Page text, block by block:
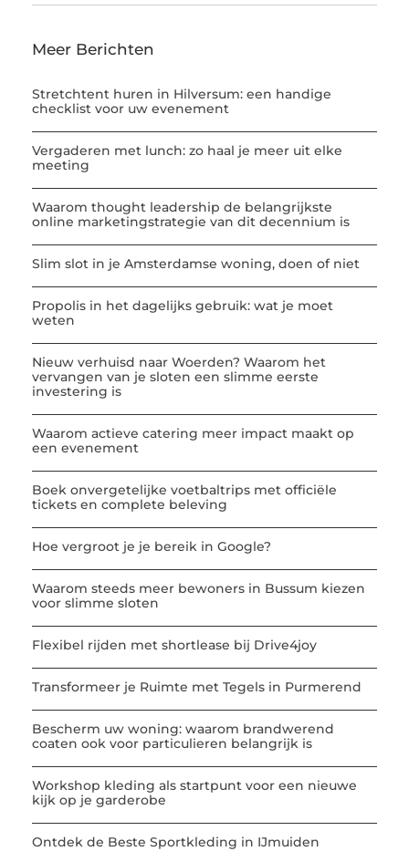
Meer Berichten
Stretchtent huren in Hilversum: een handige
checklist voor uw evenement
Vergaderen met lunch: zo haal je meer uit elke
meeting
Waarom thought leadership de belangrijkste
online marketingstrategie van dit decennium is
Slim slot in je Amsterdamse woning, doen of niet
Propolis in het dagelijks gebruik: wat je moet
weten
Nieuw verhuisd naar Woerden? Waarom het
vervangen van je sloten een slimme eerste
investering is
Waarom actieve catering meer impact maakt op
een evenement
Boek onvergetelijke voetbaltrips met officiële
tickets en complete beleving
Hoe vergroot je je bereik in Google?
Waarom steeds meer bewoners in Bussum kiezen
voor slimme sloten
Flexibel rijden met shortlease bij Drive4joy
Transformeer je Ruimte met Tegels in Purmerend
Bescherm uw woning: waarom brandwerend
coaten ook voor particulieren belangrijk is
Workshop kleding als startpunt voor een nieuwe
kijk op je garderobe
Ontdek de Beste Sportkleding in IJmuiden